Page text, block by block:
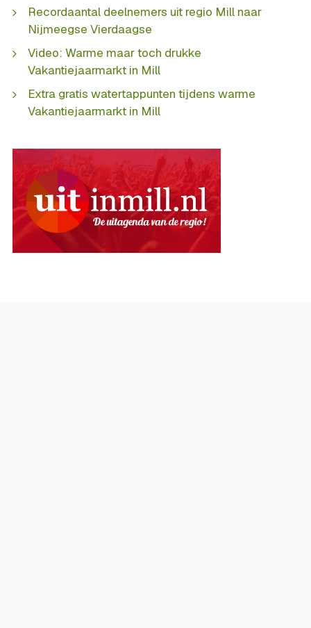
Recordaantal deelnemers uit regio Mill naar
Nijmeegse Vierdaagse
Video: Warme maar toch drukke
Vakantiejaarmarkt in Mill
Extra gratis watertappunten tijdens warme
Vakantiejaarmarkt in Mill